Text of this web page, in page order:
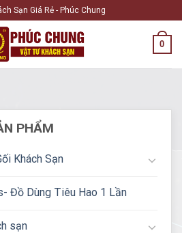
Sạn Giá Rẻ - Phúc Chung
0
PHẨM
Khách Sạn
Đồ Dùng Tiêu Hao 1 Lần
sạn